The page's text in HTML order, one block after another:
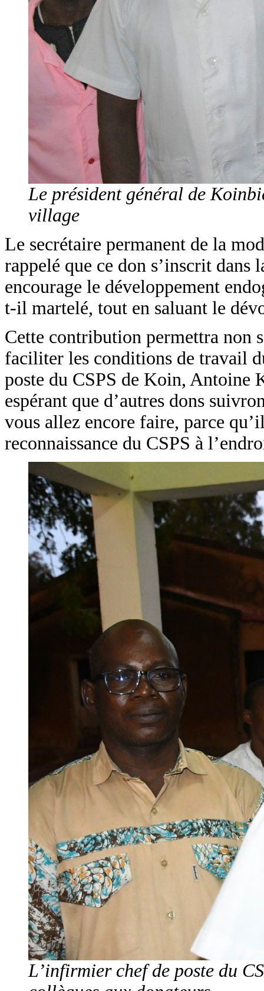
Le président général de
village
Le secrétaire permanent de la
rappelé que ce don s’inscrit
encourage le développement
t-il martelé, tout en saluant le
Cette contribution permettra non
faciliter les conditions de travail
poste du CSPS de Koin, Antoine
espérant que d’autres dons
vous allez encore faire, parce
reconnaissance du CSPS à
L’infirmier chef de poste du